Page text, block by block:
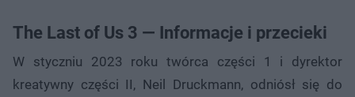
The Last of Us 3 — Informacje i przecieki
W styczniu 2023 roku twórca części 1 i dyrektor
kreatywny części II, Neil Druckmann, odniósł się do